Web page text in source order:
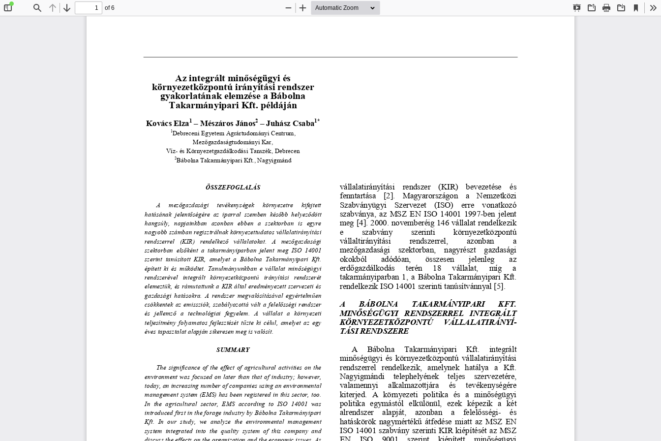
Find Previous
Next
of 6
Presentation
OpenPrint Download
Current
View
Zoom
Zoom
Az integrált minőségügyi és
környezetközpontú irányítási rendszer
gyakorlatának elemzése a Bábolna
Takarmányipari Kft. példáján
Kovács Elza1 – Mészáros János2 – Juhász Csaba1*
1Debreceni Egyetem Agrártudományi Centrum,
Mezőgazdaságtudományi Kar,
Víz- és Környezetgazdálkodási Tanszék, Debrecen
2Bábolna Takarmányipari Kft., Nagyigmánd
ÖSSZEFOGLALÁS
A     mezőgazdasági     tevékenységek     környezetre     kifejtett
hatásának  jelentőségére  az  iparral  szemben  később  helyeződött
hangsúly,   napjainkban   azonban   ebben   a   szektorban   is   egyre
nagyobb számban regisztrálnak környezettudatos vállalatirányítási
rendszerrel   (KIR)   rendelkező
   vállalatokat.   A   mez
őgazdasági
szektorban  elsőként  a  takarmányiparban  jelent  meg  ISO  14001
szerint  tanúsított  KIR,  amelyet  a  Bábolna  Takarmányipari  Kft.
épített  ki  és  működtet.  Tanulmányunkban  e  vállalat  minőségügyi
rendszerével   integrált   környezetközpontú   irányítási   rendszerét
elemeztük,  és  rámutattunk  a  KIR által  eredményezett  szervezeti  és
gazdasági  hatásokra.  A  rendszer  megvalósításával  egyértelműen
csökkentek  az  emissziók,  szabályozottá  vált  a  felelősségi  rendszer
és   jellemző
   a   technológiai   fegyelem.   A   vállalat   a   környezeti
teljesítmény  folyamatos  fejlesztését  tűzte  ki  célul,  amelyet  az  egy
éves tapasztalat alapján sikeresen meg is valósít.
SUMMARY
The  significance  of  the  effect of  agricultural  activities  on  the
environment  was  focused  on  later  than  that  of  industry;  however,
today, an increasing number of companies using an environmental
management system (EMS) has been registered in this sector, too.
In  the  agricultural  sector,  EMS  according  to  ISO  14001  was
introduced first in the forage industry by Bábolna Takarmányipari
Kft.  In  our  study,  we  analyze  the  environmental  management
system  integrated  into  the  quality  system  of  this  company  and
discuss the effects on the organization and the economic issues. As
vállalatirányítási    rendszer    (KIR)    bevezetése    és
fenntartása
[2] .    Magyarországon    a    Nemzetközi
Szabványügyi    Szervezet (ISO)    erre    vonatkozó
szabványa,  az  MSZ  EN  ISO  14001  1997-ben  jelent
meg [4] 2000. novemberéig 146 vállalat rendelkezik
e         szabvány         szerinti         környezetközpontú
vállaltirányítási         rendszerrel,         azonban         a
mezőgazdasági    szektorban, nagyrészt    gazdasági
okokból       adódóan,       összesen       jelenleg       az
erdőgazdálkodás     terén     18     vállalat,     míg     a
takarmányiparban  1,  a  Bábolna  Takarmányipari  Kft.
rendelkezik ISO 14001 szerinti tanúsítvánnyal [5]
A       BÁBOLNA       TAKARMÁNYIPARI       KFT.
MINŐSÉGÜGYI   RENDSZERREL   INTEGRÁLT
KÖRNYEZETKÖZPONTÚ     VÁLLALATIRÁNYÍ-
TÁSI RENDSZERE
A     Bábolna     Takarmányipari     Kft.     integrált
minőségügyi  és  környezetközpontú  vállalatirányítási
rendszerrel   rendelkezik,   amelynek   hatálya   a   Kft.
Nagyigmándi    telephelyének    teljes    szervezetére,
valamennyi     alkalmazottjára     és     tevékenységére
kiterjed.   A   környezeti   politika   és   a   minőségügyi
politika  egymástól  elkülönül,  ezek  képezik  a  két
alrendszer    alapját,    azonban    a    felelősségi-    és
hatáskörök  nagymértékű
  átfedése  miatt  az  MSZ  EN
ISO 14001 szabvány szerinti KIR kiépítését az MSZ
EN    ISO    9001    szerint    kiépített    minőségügyi